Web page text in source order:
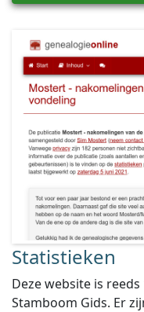
Statistieken
Deze website is reeds
Stamboom Gids. Er